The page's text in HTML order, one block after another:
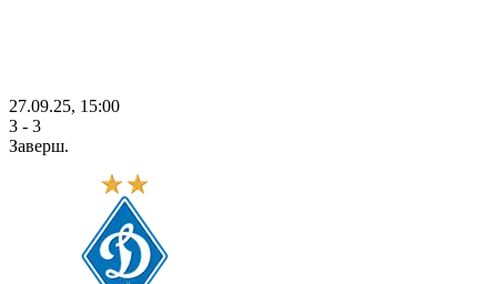
27.09.25, 15:00
3 - 3
Заверш.